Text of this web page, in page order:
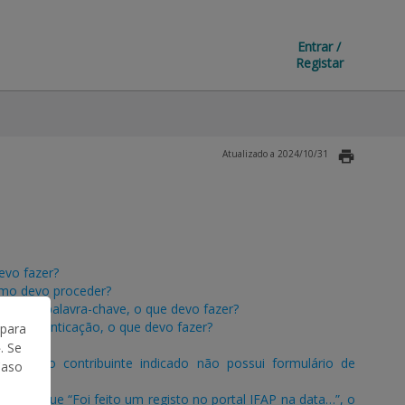
Entrar /
Registar
Atualizado a 2024/10/31
fazer?
devo proceder?
e palavra-chave, o que devo fazer?
autenticação, o que devo fazer?
que “o contribuinte indicado não possui formulário de
que “Foi feito um registo no portal IFAP na data…”, o
Se